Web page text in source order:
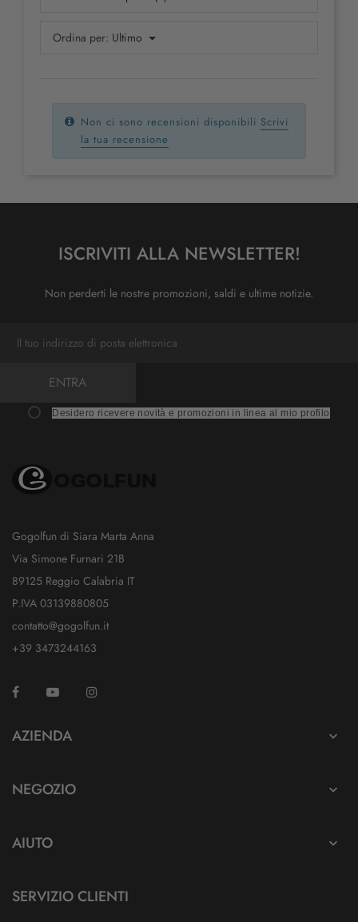
Ordina per: Ultimo
Non ci sono recensioni disponibili Scrivi
la tua recensione
ISCRIVITI ALLA NEWSLETTER!
Non perderti le nostre promozioni, saldi e ultime notizie.
ENTRA
Desidero ricevere novità e promozioni in linea al mio profilo
Gogolfun di Siara Marta Anna
Via Simone Furnari 21B
89125 Reggio Calabria IT
P.IVA 03139880805
contatto@gogolfun.it
+39 3473244163
Facebook YouTube
AZIENDA 
NEGOZIO 
AIUTO 
SERVIZIO CLIENTI